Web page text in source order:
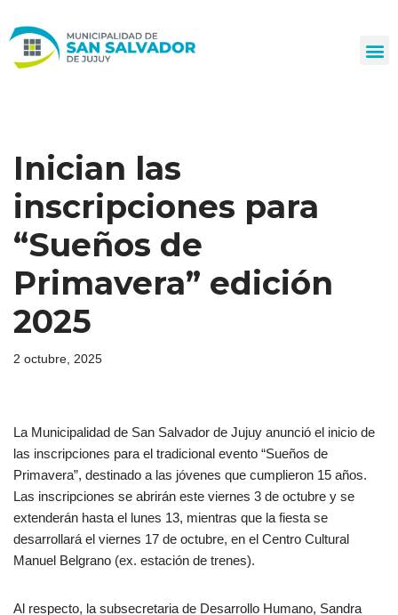
al
Inician las
inscripciones para
“Sueños de
Primavera” edición
2025
2 octubre, 2025
La Municipalidad de San Salvador de Jujuy anunció el inicio de
las inscripciones para el tradicional evento “Sueños de
Primavera”, destinado a las jóvenes que cumplieron 15 años.
Las inscripciones se abrirán este viernes 3 de octubre y se
extenderán hasta el lunes 13, mientras que la fiesta se
desarrollará el viernes 17 de octubre, en el Centro Cultural
Manuel Belgrano (ex. estación de trenes).
Al respecto, la subsecretaria de Desarrollo Humano, Sandra